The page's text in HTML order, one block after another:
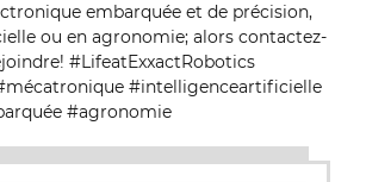
embarquée et de précision,
ou en agronomie; alors contactez-
#LifeatExxactRobotics
#intelligenceartificielle
#agronomie